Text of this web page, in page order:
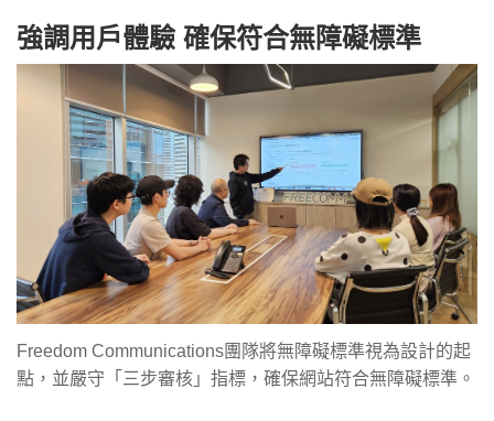
強調用戶體驗 確保符合無障礙標準
Freedom Communications團隊將無障礙標準視為設計的起
點，並嚴守「三步審核」指標，確保網站符合無障礙標準。